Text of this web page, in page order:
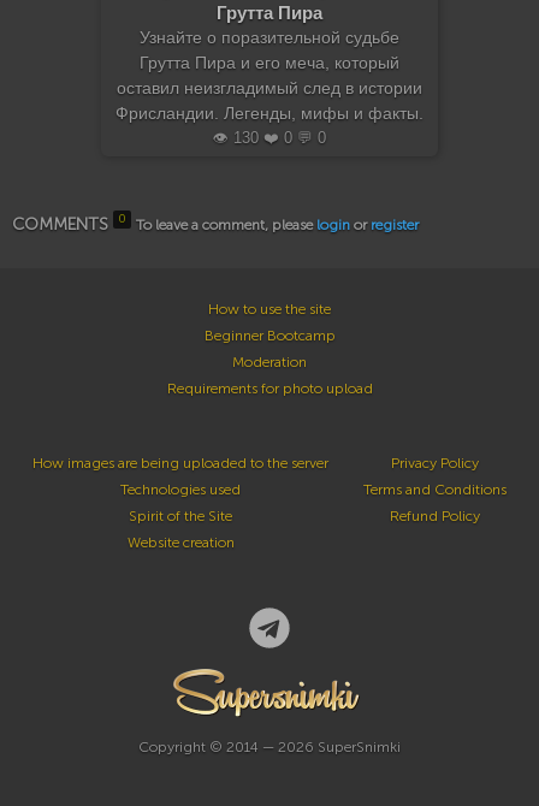
Грутта Пира
Узнайте о поразительной судьбе
Грутта Пира и его меча, который
оставил неизгладимый след в истории
Фрисландии. Легенды, мифы и факты.
👁️ 130 ❤️ 0 💬 0
COMMENTS 0 To leave a comment, please login or register
How to use the site
Beginner Bootcamp
Moderation
Requirements for photo upload
How images are being uploaded to the server
Technologies used
Spirit of the Site
Website creation
Privacy Policy
Terms and Conditions
Refund Policy
Copyright © 2014 — 2026 SuperSnimki